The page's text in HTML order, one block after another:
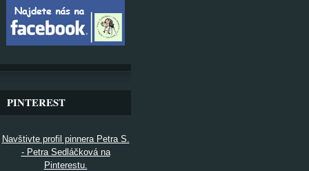
PINTEREST
Navštivte profil pinnera Petra S.
- Petra Sedláčková na
Pinterestu.